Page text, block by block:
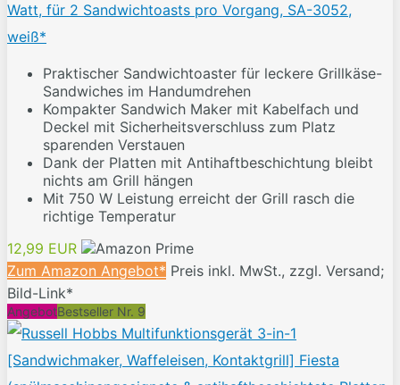
Watt, für 2 Sandwichtoasts pro Vorgang, SA-3052,
weiß*
Praktischer Sandwichtoaster für leckere Grillkäse-
Sandwiches im Handumdrehen
Kompakter Sandwich Maker mit Kabelfach und
Deckel mit Sicherheitsverschluss zum Platz
sparenden Verstauen
Dank der Platten mit Antihaftbeschichtung bleibt
nichts am Grill hängen
Mit 750 W Leistung erreicht der Grill rasch die
richtige Temperatur
12,99 EUR
Zum Amazon Angebot* Preis inkl. MwSt., zzgl. Versand;
Bild-Link*
AngebotBestseller Nr. 9